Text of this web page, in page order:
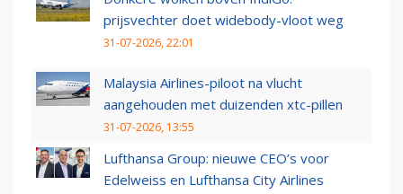
prijsvechter doet widebody-vloot weg
31-07-2026, 22:01
Malaysia Airlines-piloot na vlucht
aangehouden met duizenden xtc-pillen
31-07-2026, 13:55
Lufthansa Group: nieuwe CEO’s voor
Edelweiss en Lufthansa City Airlines